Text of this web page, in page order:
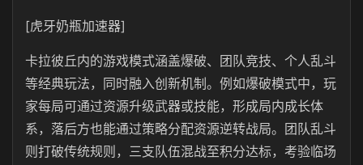
[虎牙奶瓶加速器]
卡拉彼丘内的游戏模式涵盖爆破、团队竞技、个人乱斗
等经典玩法，同时融入创新机制。例如爆破模式中，玩
家每局可通过资源升级武器或技能，形成局内成长体
系，落后方也能通过策略分配资源逆转战局。团队乱斗
则打破传统规则，三支队伍混战至积分达标，考验临场